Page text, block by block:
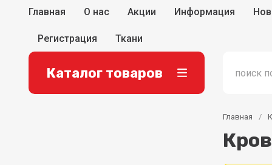
Главная О нас Акции Информация
Регистрация Ткани
Каталог товаров
Главная /